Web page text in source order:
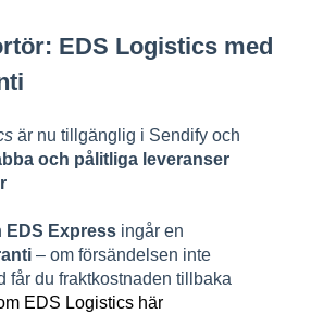
EDS Logistics med
är nu tillgänglig i Sendify och
och pålitliga leveranser
EDS Express ingår en
– om försändelsen inte
får du fraktkostnaden tillbaka
EDS Logistics här